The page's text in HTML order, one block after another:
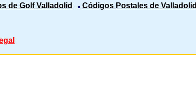
de Golf Valladolid Códigos Postales de Valladolid